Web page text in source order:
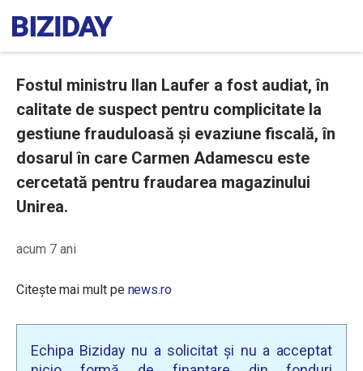
Fostul ministru Ilan Laufer a fost audiat, în
calitate de suspect pentru complicitate la
gestiune frauduloasă şi evaziune fiscală, în
dosarul în care Carmen Adamescu este
cercetată pentru fraudarea magazinului
Unirea.
acum 7 ani
Citește mai mult pe news.ro
Echipa Biziday nu a solicitat și nu a acceptat